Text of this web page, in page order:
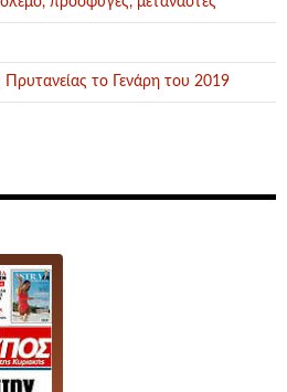
το Γενάρη του 2019